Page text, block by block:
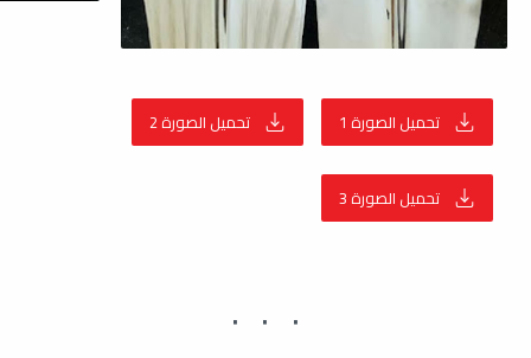
تحميل الصورة 1 تحميل الصورة 2
تحميل الصورة 3